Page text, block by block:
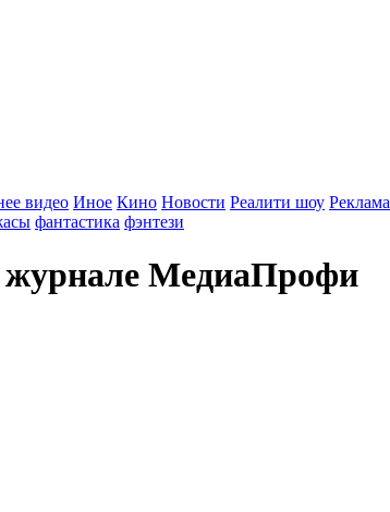
видео Иное Кино Новости Реалити шоу Реклама
фантастика фэнтези
МедиаПрофи